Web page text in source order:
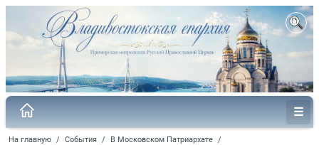
На главную / События / В Московском Патриархате /